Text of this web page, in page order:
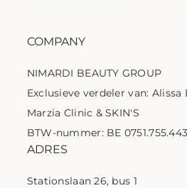
COMPANY
NIMARDI BEAUTY GROUP
Exclusieve verdeler van: Alissa
Marzia Clinic & SKIN'S
BTW-nummer: BE 0751.755.443
ADRES
Stationslaan 26, bus 1